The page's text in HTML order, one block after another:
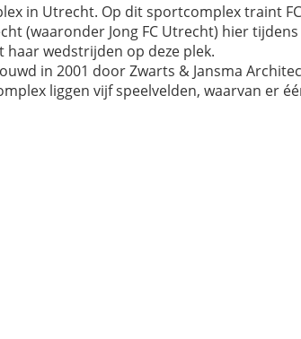
in Utrecht. Op dit sportcomplex traint
(waaronder Jong FC Utrecht) hier
wedstrijden op deze plek.
in 2001 door Zwarts & Jansma
liggen vijf speelvelden, waarvan er